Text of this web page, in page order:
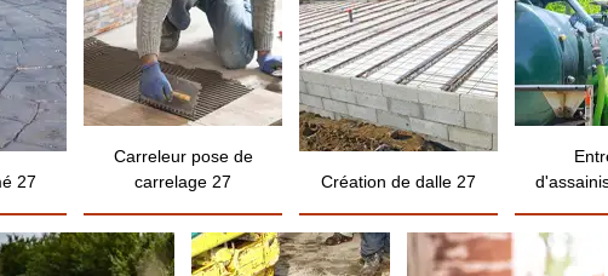
27
Carreleur pose de
carrelage 27
Création de dalle 27